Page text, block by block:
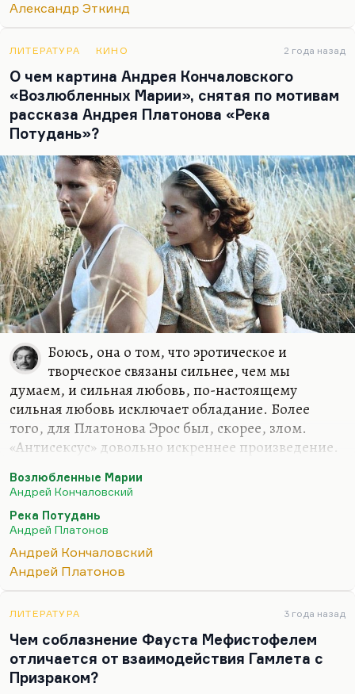
и не женщина, поэтому Катьку убивают в
жертва, которую необходимо принести, потому
что пол —…
Александр Эткинд
ЛИТЕРАТУРА КИНО 2 года назад
О чем картина Андрея Кончаловского
«Возлюбленных Марии», снятая по мотивам
рассказа Андрея Платонова «Река
Потудань»?
Боюсь, она о том, что эротическое и
творческое связаны сильнее, чем мы
думаем, и сильная любовь, по-настоящему
сильная любовь исключает обладание. Более
того, для Платонова Эрос был, скорее, злом.
«Антисексус» довольно искреннее произведение.
смертным. Он и в себе этого боялся, неслучайно в
«Епифанских шлюзах» палач насилует Перри.
Мне кажется, что для Платонова секс — это одно
из проявлений смерти, смертности. Да, наверное,
Кончаловский, который много думает о сексе и
рефлексирует на эту тему,— возможно, он что-то
Возлюбленные Марии
Андрей Кончаловский
Река Потудань
Андрей Платонов
Андрей Кончаловский
Андрей Платонов
ЛИТЕРАТУРА 3 года назад
Чем соблазнение Фауста Мефистофелем
отличается от взаимодействия Гамлета с
Призраком?